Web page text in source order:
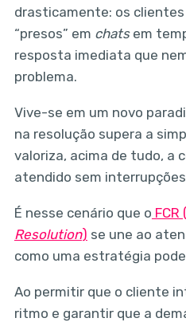
drasticamente: os
“presos” em chats em
resposta imediata que
problema.
Vive-se em um novo
na resolução supera a
valoriza, acima de tudo, a
atendido sem
É nesse cenário que o FCR (
Resolution) se une ao
como uma estratégia
Ao permitir que o cliente
ritmo e garantir que a